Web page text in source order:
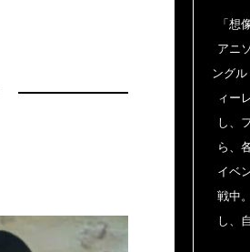
「想
アニ
ング
ィー
し、
ら、
イベ
戦中
し、